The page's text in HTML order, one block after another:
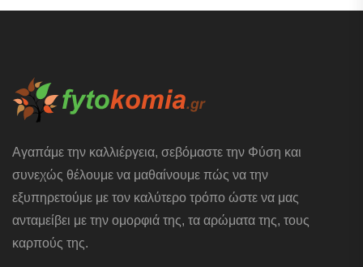
Αγαπάμε την καλλιέργεια, σεβόμαστε την Φύση και
συνεχώς θέλουμε να μαθαίνουμε πώς να την
εξυπηρετούμε με τον καλύτερο τρόπο ώστε να μας
ανταμείβει με την ομορφιά της, τα αρώματα της, τους
καρπούς της.